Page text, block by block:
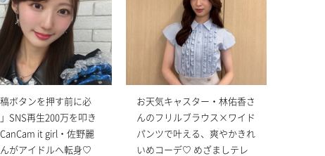
ボタンを押す前に必
SNS再生200万を叩き
it girl・佐野麗
がアイドルへ転身♡
お天気キャスター・林佑香さ
んのフリルブラウス×ワイド
パンツで叶える、爽やかきれ
いめコーデ♡ めざましテレ